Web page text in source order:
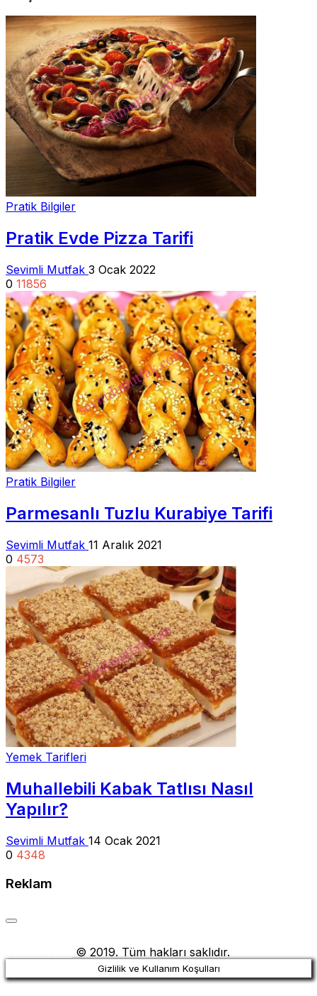
Pratik Bilgiler
Pratik Evde Pizza Tarifi
Sevimli Mutfak 3 Ocak 2022
0 11856
Pratik Bilgiler
Parmesanlı Tuzlu Kurabiye Tarifi
Sevimli Mutfak 11 Aralık 2021
0 4573
Yemek Tarifleri
Muhallebili Kabak Tatlısı Nasıl
Yapılır?
Sevimli Mutfak 14 Ocak 2021
0 4348
Reklam
© 2019. Tüm hakları saklıdır.
Gizlilik ve Kullanım Koşulları